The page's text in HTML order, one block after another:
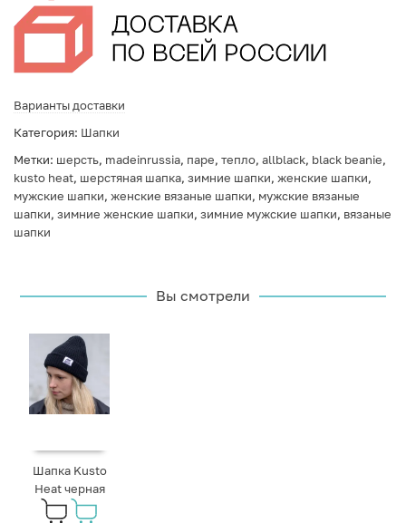
Варианты доставки
Категория: Шапки
Метки: шерсть, madeinrussia, паре, тепло, allblack, black beanie,
kusto heat, шерстяная шапка, зимние шапки, женские шапки,
мужские шапки, женские вязаные шапки, мужские вязаные
шапки, зимние женские шапки, зимние мужские шапки, вязаные
шапки
Вы смотрели
Шапка Kusto
Heat черная